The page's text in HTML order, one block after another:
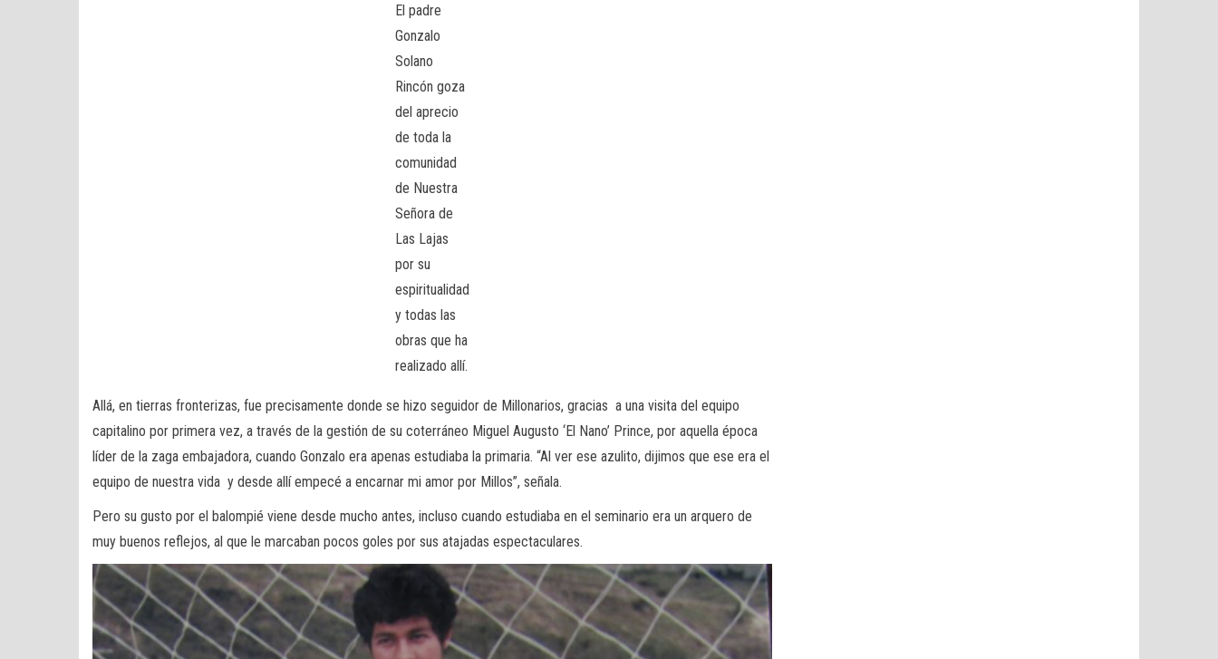
El padre
Gonzalo
Solano
Rincón goza
del aprecio
de toda la
comunidad
de Nuestra
Señora de
Las Lajas
por su
espiritualidad
y todas las
obras que ha
realizado allí.
Allá, en tierras fronterizas, fue precisamente donde se hizo seguidor de Millonarios, gracias a una visita del equipo
capitalino por primera vez, a través de la gestión de su coterráneo Miguel Augusto ‘El Nano’ Prince, por aquella época
líder de la zaga embajadora, cuando Gonzalo era apenas estudiaba la primaria. “Al ver ese azulito, dijimos que ese era el
equipo de nuestra vida y desde allí empecé a encarnar mi amor por Millos”, señala.
Pero su gusto por el balompié viene desde mucho antes, incluso cuando estudiaba en el seminario era un arquero de
muy buenos reflejos, al que le marcaban pocos goles por sus atajadas espectaculares.